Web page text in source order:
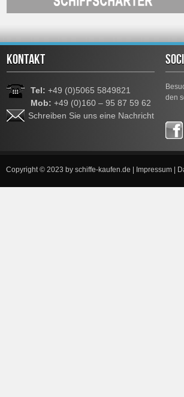
KONTAKT
Tel: +49 (0)5065 5849821
Mob: +49 (0)160 – 95 87 59 62
Schreiben Sie uns eine Nachricht
den
Copyright © 2023 by schiffe-kaufen.de Impressum